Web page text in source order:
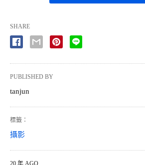
SHARE
PUBLISHED BY
tanjun
標籤：
攝影
20 年 AGO